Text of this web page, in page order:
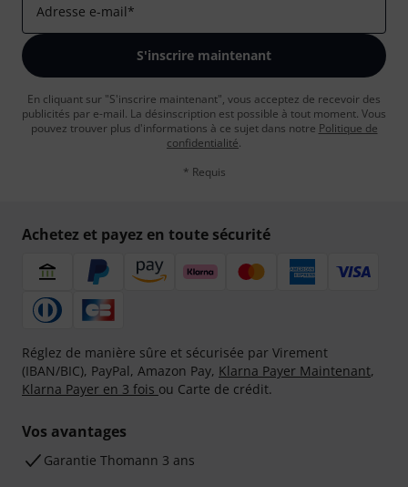
Adresse e-mail*
S'inscrire maintenant
En cliquant sur "S'inscrire maintenant", vous acceptez de recevoir des
publicités par e-mail. La désinscription est possible à tout moment. Vous
pouvez trouver plus d'informations à ce sujet dans notre Politique de
confidentialité.
* Requis
Achetez et payez en toute sécurité
Réglez de manière sûre et sécurisée par Virement
(IBAN/BIC), PayPal, Amazon Pay, Klarna Payer Maintenant,
Klarna Payer en 3 fois ou Carte de crédit.
Vos avantages
Ga­ran­tie Thomann 3 ans